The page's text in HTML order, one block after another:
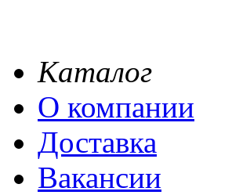
Каталог
О компании
Доставка
Вакансии